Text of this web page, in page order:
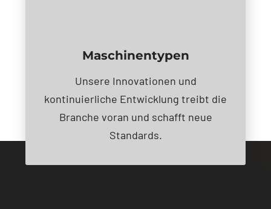
Maschinentypen
Unsere Innovationen und
kontinuierliche Entwicklung treibt die
Branche voran und schafft neue
Standards.